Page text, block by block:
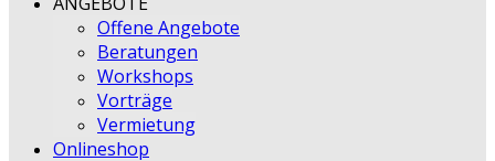
Offene Angebote
Beratungen
Workshops
Vorträge
Vermietung
Onlineshop